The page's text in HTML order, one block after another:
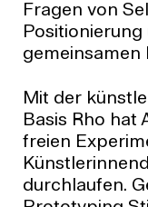
Fragen von
gemeinsamen
Mit der
Basis Rho hat
freien
durchlaufen.